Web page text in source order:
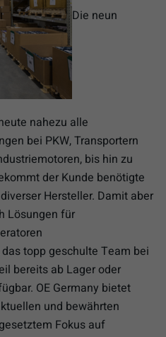
Die neun
nahezu alle
bei PKW, Transportern
bis hin zu
der Kunde benötigte
Hersteller. Damit aber
Lösungen für
topp geschulte Team bei
bereits ab Lager oder
OE Germany bietet
und bewährten
Fokus auf